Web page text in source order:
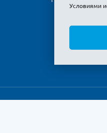
Условиями